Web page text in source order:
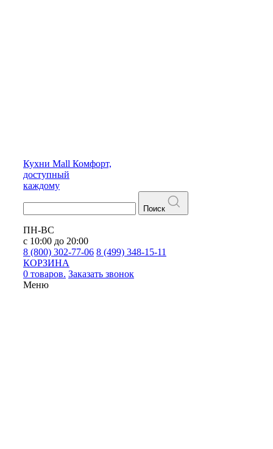
Кухни Mall Комфорт,
доступный
каждому
Поиск
ПН-ВС
с 10:00 до 20:00
8 (800) 302-77-06 8 (499) 348-15-11
КОРЗИНА
0 товаров. Заказать звонок
Меню